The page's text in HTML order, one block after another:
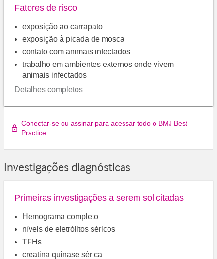
Fatores de risco
exposição ao carrapato
exposição à picada de mosca
contato com animais infectados
trabalho em ambientes externos onde vivem
animais infectados
Detalhes completos
Conectar-se ou assinar para acessar todo o BMJ Best
Practice
Investigações diagnósticas
Primeiras investigações a serem solicitadas
Hemograma completo
níveis de eletrólitos séricos
TFHs
creatina quinase sérica